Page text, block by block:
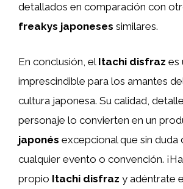
detallados en comparación con
freakys japoneses similares.
En conclusión, el Itachi disfraz es
imprescindible para los amantes
cultura japonesa. Su calidad,
personaje lo convierten en un
japonés excepcional que sin duda
cualquier evento o convención.
propio Itachi disfraz y adéntrate